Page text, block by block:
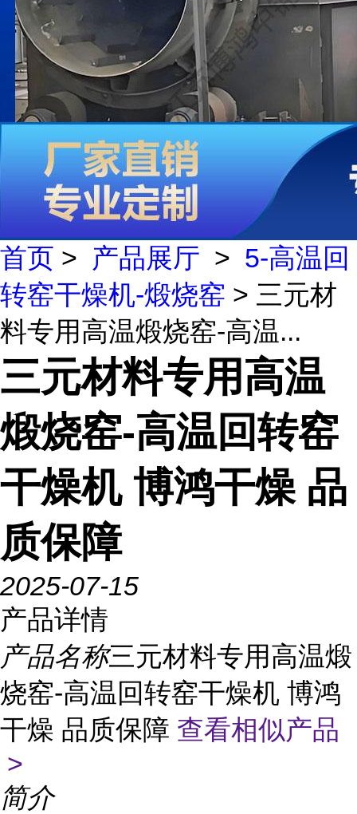
首页 > 产品展厅 > 5-高温回
转窑干燥机-煅烧窑 > 三元材
料专用高温煅烧窑-高温...
三元材料专用高温
煅烧窑-高温回转窑
干燥机 博鸿干燥 品
质保障
2025-07-15
产品详情
产品名称三元材料专用高温煅
烧窑-高温回转窑干燥机 博鸿
干燥 品质保障 查看相似产品
>
简介